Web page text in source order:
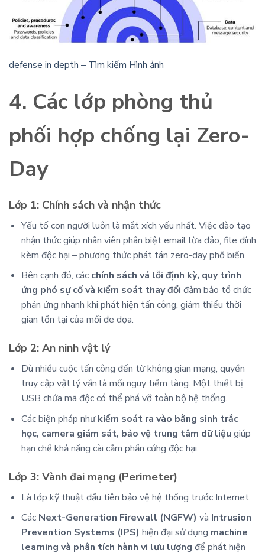
defense in depth – Tìm kiếm Hình ảnh
4. Các lớp phòng thủ
phối hợp chống lại Zero-
Day
Lớp 1: Chính sách và nhận thức
Yếu tố con người luôn là mắt xích yếu nhất. Việc đào tạo
nhận thức giúp nhân viên phân biệt email lừa đảo, file đính
kèm độc hại – phương thức phát tán zero-day phổ biến.
Bên cạnh đó, các chính sách vá lỗi định kỳ, quy trình
ứng phó sự cố và kiểm soát thay đổi đảm bảo tổ chức
phản ứng nhanh khi phát hiện tấn công, giảm thiểu thời
gian tồn tại của mối đe dọa.
Lớp 2: An ninh vật lý
Dù nhiều cuộc tấn công đến từ không gian mạng, quyền
truy cập vật lý vẫn là mối nguy tiềm tàng. Một thiết bị
USB chứa mã độc có thể phá vỡ toàn bộ hệ thống.
Các biện pháp nhưkiểm soát ra vào bằng sinh trắc
học, camera giám sát, bảo vệ trung tâm dữ liệu giúp
hạn chế khả năng cài cắm phần cứng độc hại.
Lớp 3: Vành đai mạng (Perimeter)
Là lớp kỹ thuật đầu tiên bảo vệ hệ thống trước Internet.
Các Next-Generation Firewall (NGFW) và Intrusion
Prevention Systems (IPS) hiện đại sử dụng machine
learning và phân tích hành vi lưu lượng để phát hiện